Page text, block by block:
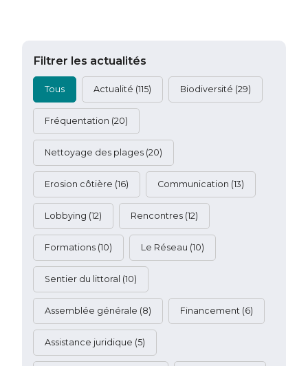
Filtrer les actualités
filtre actus
Tous Actualité (115) Biodiversité (29)
Fréquentation (20)
Nettoyage des plages (20)
Erosion côtière (16) Communication (13)
Lobbying (12) Rencontres (12)
Formations (10) Le Réseau (10)
Sentier du littoral (10)
Assemblée générale (8) Financement (6)
Assistance juridique (5)